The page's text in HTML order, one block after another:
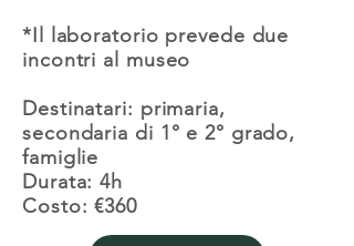
*Il laboratorio prevede due
incontri al museo
Destinatari: primaria,
secondaria di 1° e 2° grado,
famiglie
Durata: 4h
Costo: €360